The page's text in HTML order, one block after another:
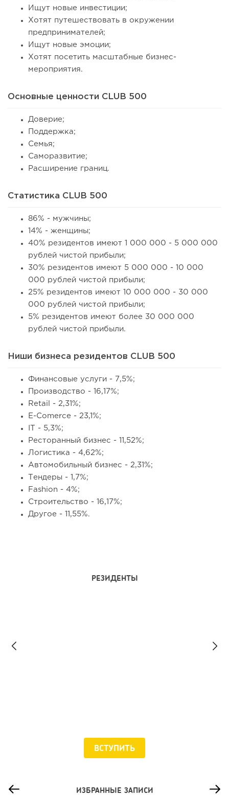
Ищут новые инвестиции;
Хотят путешествовать в окружении
предпринимателей;
Ищут новые эмоции;
Хотят посетить масштабные бизнес-
мероприятия.
Основные ценности CLUB 500
Доверие;
Поддержка;
Семья;
Саморазвитие;
Расширение границ.
Статистика CLUB 500
86% - мужчины;
14% - женщины;
40% резидентов имеют 1 000 000 - 5 000 000
рублей чистой прибыли;
30% резидентов имеют 5 000 000 - 10 000
000 рублей чистой прибыли;
25% резидентов имеют 10 000 000 - 30 000
000 рублей чистой прибыли;
5% резидентов имеют более 30 000 000
рублей чистой прибыли.
Ниши бизнеса резидентов CLUB 500
Финансовые услуги - 7,5%;
Производство - 16,17%;
Retail - 2,31%;
E-Comerce - 23,1%;
IT - 5,3%;
Ресторанный бизнес - 11,52%;
Логистика - 4,62%;
Автомобильный бизнес - 2,31%;
Тендеры - 1,7%;
Fashion - 4%;
Строительство - 16,17%;
Другое - 11,55%.
РЕЗИДЕНТЫ
ВСТУПИТЬ
ИЗБРАННЫЕ ЗАПИСИ